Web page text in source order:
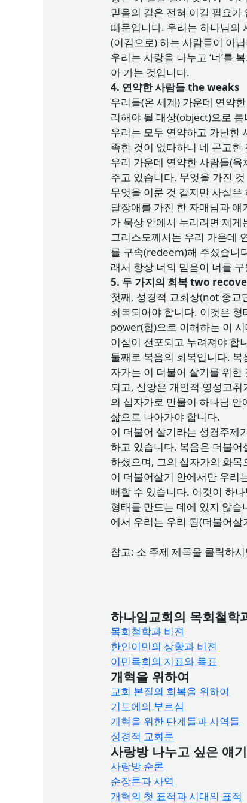
믿음의 길은 전혀 이길 필요
때문입니다. 우리는 하나님의
(이김으로) 하는 사람들이 아
우리는 사랑을 나누고 ‘너’를
아 가는 것입니다.
4. 연약한 사람들 the weaks
우리들(온 세계) 가운데 연약
리해야 될 대상(object)으로
우리는 모두 연약하고 가난한
족한 것이 없다하니 네 곤고
우리 가운데 연약한 사람들(
주고 있습니다. 무엇을 가진
무엇을 이룬 것 같지만 사실
달장애를 가진 한 자매님과
가 묵상 안에서 누리려면 제
그리스도께서는 우리 가운데
를 구속(redeem)해 주셨습니
래서 항상 너의 믿음이 너를
5. 두 가지의 회복 two
첫째, 성경적 교회상(not 종교
회복되어야 합니다. 이것은
power(힘)으로 이해하는 이
이심이 선포되고 누려져야 합
둘째로 복음의 회복입니다.
자가는 이 더불어 살기를 위
되고, 신앙은 개인적 영성고
의 십자가로 만물이 하나님
삶으로 나아가야 합니다.
이 더불어 살기라는 성경주제
하고 있습니다. 복음은 더불
하셨으며, 그의 십자가의 화
이 더불어살기 안에서만 우리
뻐할 수 있습니다. 이것이 하
형태를 만드는 데에 있지 않
에서 우리는 우리 됨(더불어
참고: 소 주제 제목을 클릭하
하나임교회의 목회철학
목회철학과 비젼
한인이민의 상황과 비젼
이민목회의 지표와 목표
개혁을 위하여
교회 본질의 회복을 위하여
기도에의 부르심
개혁을 위한 단계들과 사역들
성경적 교회론
사랑방 나누고 싶은 얘
사랑방 순론
순장론과 사역
개혁의 첫 표적과 시대의 표적